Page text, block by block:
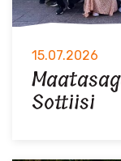
15.07.2026
Sottiisi